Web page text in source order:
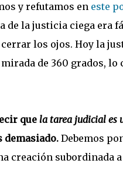
y refutamos en este
de la justicia ciega era
cerrar los ojos. Hoy la
de 360 grados, lo
que la tarea judicial es
demasiado. Debemos
creación subordinada